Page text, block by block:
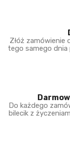
Złóż zamówienie
tego samego dnia
Do każdego
bilecik z